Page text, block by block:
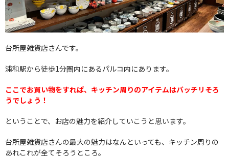
台所屋雑貨店さんです。
浦和駅から徒歩1分圏内にあるパルコ内にあります。
ここでお買い物をすれば、キッチン周りのアイテムはバッチリそろ
うでしょう！
ということで、お店の魅力を紹介していこうと思います。
台所屋雑貨店さんの最大の魅力はなんといっても、キッチン周りの
あれこれが全てそろうところ。